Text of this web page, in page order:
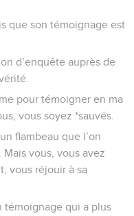
que son témoignage est
d’enquête auprès de
pour témoigner en ma
vous soyez *sauvés.
flambeau que l’on
vous, vous avez
vous réjouir à sa
témoignage qui a plus